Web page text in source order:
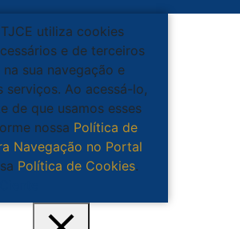
utiliza cookies
e de terceiros
sua navegação e
serviços. Ao acessá-lo,
de que usamos esses
nossa Política de
Navegação no Portal
Política de Cookies.